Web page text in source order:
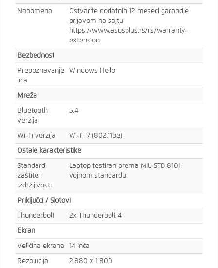
Napomena
Ostvarite dodatnih 12 meseci garancije
prijavom na sajtu
https://www.asusplus.rs/rs/warranty-
extension
Bezbednost
Prepoznavanje
lica
Windows Hello
Mreža
Bluetooth
verzija
5.4
Wi-Fi verzija Wi-Fi 7 (802.11be)
Ostale karakteristike
Standardi
zaštite i
izdržljivosti
Laptop testiran prema MIL-STD 810H
vojnom standardu
Priključci / Slotovi
Thunderbolt 2x Thunderbolt 4
Ekran
Veličina ekrana 14 inča
Rezolucija
2.880 x 1.800